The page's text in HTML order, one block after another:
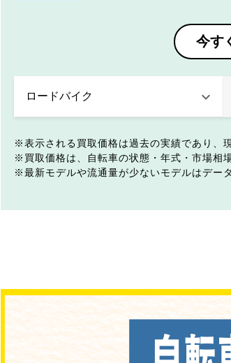
今す
表示される買取価格は過去の実績であり、
買取価格は、自転車の状態・年式・市場相
最新モデルや流通量が少ないモデルはデー